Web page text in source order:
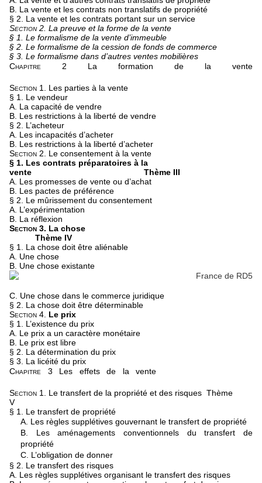
B. La vente et les contrats non translatifs de propriété
§ 2. La vente et les contrats portant sur un service
Section 2. La preuve et la forme de la vente
§ 1. Le formalisme de la vente d’immeuble
§ 2. Le formalisme de la cession de fonds de commerce
§ 3. Le formalisme dans d’autres ventes mobilières
Chapitre 2
La formation de la vente
Section 1.
Les parties à la vente
§ 1. Le vendeur
A. La capacité de vendre
B. Les restrictions à la liberté de vendre
§ 2. L’acheteur
A. Les incapacités d’acheter
B. Les restrictions à la liberté d’acheter
Section 2.
Le consentement à la vente
§ 1. Les contrats préparatoires à la
vente
Thème III
A. Les promesses de vente ou d’achat
B. Les pactes de préférence
§ 2. Le mûrissement du consentement
A. L’expérimentation
B. La réflexion
Section 3. La chose
Thème IV
§ 1. La chose doit être aliénable
A. Une chose
B. Une chose existante
C. Une chose dans le commerce juridique
§ 2. La chose doit être déterminable
Section 4. Le prix
§ 1. L’existence du prix
A. Le prix a un caractère monétaire
B. Le prix est libre
§ 2. La détermination du prix
§ 3. La licéité du prix
Chapitre 3
Les effets de la vente
Section 1. Le transfert de la propriété et des risques Thème
V
§ 1. Le transfert de propriété
A. Les règles supplétives gouvernant le transfert de propriété
B. Les aménagements conventionnels du transfert de
propriété
C. L’obligation de donner
§ 2. Le transfert des risques
A. Les règles supplétives organisant le transfert des risques